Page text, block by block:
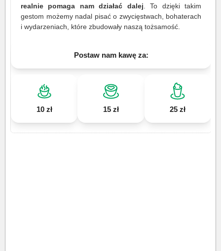
realnie pomaga nam działać dalej . To dzięki takim
gestom możemy nadal pisać o zwycięstwach, bohaterach
i wydarzeniach, które zbudowały naszą tożsamość.
Postaw nam kawę za:
10 zł 15 zł 25 zł